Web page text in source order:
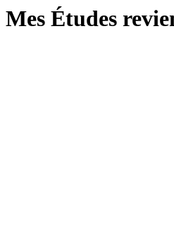
Mes Études